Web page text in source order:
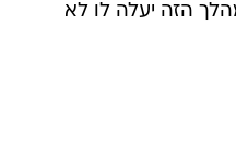
הזה יעלה לו לא